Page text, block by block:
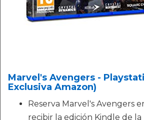
Marvel's Avengers -
Exclusiva Amazon)
Reserva Marvel's Avengers
recibir la edición Kindle de